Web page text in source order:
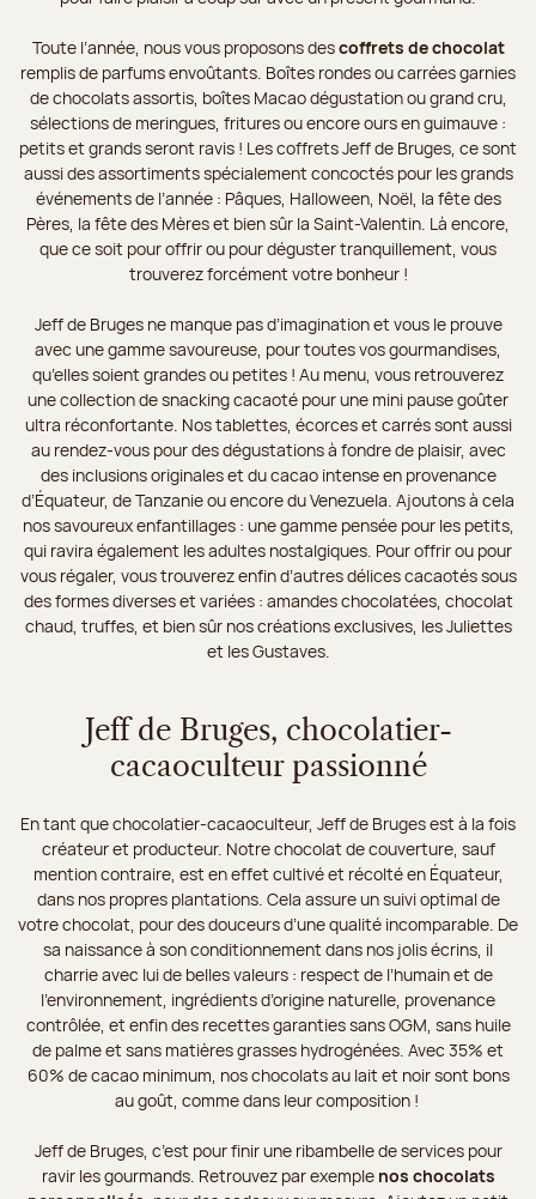
Toute l’année, nous vous proposons descoffrets de chocolat
remplis de parfums envoûtants. Boîtes rondes ou carrées garnies
de chocolats assortis, boîtes Macao dégustation ou grand cru,
sélections de meringues, fritures ou encore ours en guimauve :
petits et grands seront ravis ! Les coffrets Jeff de Bruges, ce sont
aussi des assortiments spécialement concoctés pour les grands
événements de l’année : Pâques, Halloween, Noël, la fête des
Pères, la fête des Mères et bien sûr la Saint-Valentin. Là encore,
que ce soit pour offrir ou pour déguster tranquillement, vous
trouverez forcément votre bonheur !
Jeff de Bruges ne manque pas d’imagination et vous le prouve
avec une gamme savoureuse, pour toutes vos gourmandises,
qu’elles soient grandes ou petites ! Au menu, vous retrouverez
une collection de snacking cacaoté pour une mini pause goûter
ultra réconfortante. Nos tablettes, écorces et carrés sont aussi
au rendez-vous pour des dégustations à fondre de plaisir, avec
des inclusions originales et du cacao intense en provenance
d’Équateur, de Tanzanie ou encore du Venezuela. Ajoutons à cela
nos savoureux enfantillages : une gamme pensée pour les petits,
qui ravira également les adultes nostalgiques. Pour offrir ou pour
vous régaler, vous trouverez enfin d’autres délices cacaotés sous
des formes diverses et variées : amandes chocolatées, chocolat
chaud, truffes, et bien sûr nos créations exclusives, les Juliettes
et les Gustaves.
Jeff de Bruges, chocolatier-
cacaoculteur passionné
En tant que chocolatier-cacaoculteur, Jeff de Bruges est à la fois
créateur et producteur. Notre chocolat de couverture, sauf
mention contraire, est en effet cultivé et récolté en Équateur,
dans nos propres plantations. Cela assure un suivi optimal de
votre chocolat, pour des douceurs d’une qualité incomparable. De
sa naissance à son conditionnement dans nos jolis écrins, il
charrie avec lui de belles valeurs : respect de l’humain et de
l’environnement, ingrédients d’origine naturelle, provenance
contrôlée, et enfin des recettes garanties sans OGM, sans huile
de palme et sans matières grasses hydrogénées. Avec 35% et
60% de cacao minimum, nos chocolats au lait et noir sont bons
au goût, comme dans leur composition !
Jeff de Bruges, c’est pour finir une ribambelle de services pour
ravir les gourmands. Retrouvez par exemple nos chocolats